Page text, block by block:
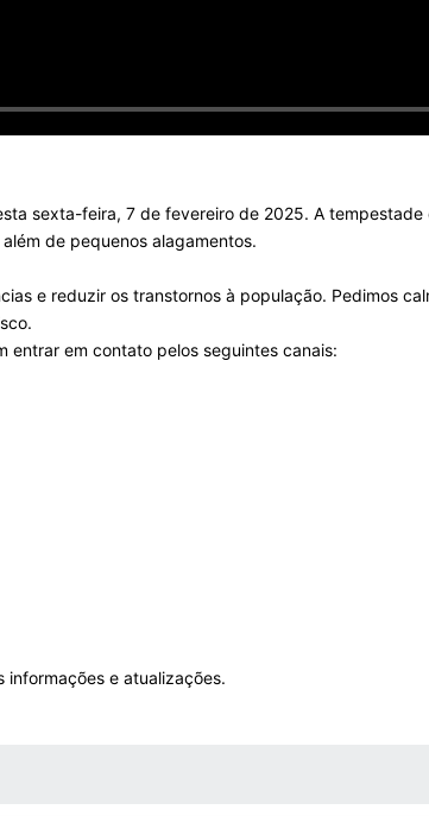
sexta-feira, 7 de fevereiro de 2025. A
de pequenos alagamentos.
e reduzir os transtornos à população. Pedimos
entrar em contato pelos seguintes canais:
informações e atualizações.